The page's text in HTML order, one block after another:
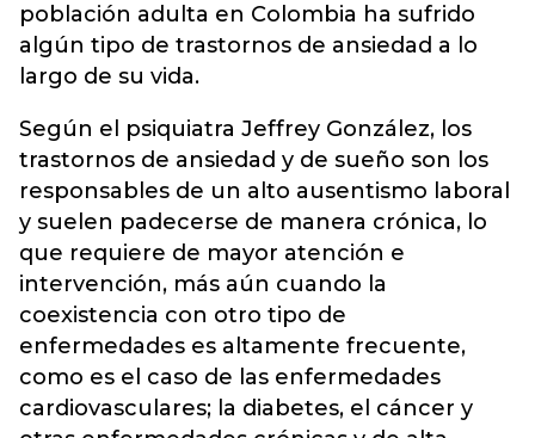
población adulta en Colombia ha sufrido
algún tipo de trastornos de ansiedad a lo
largo de su vida.
Según el psiquiatra Jeffrey González, los
trastornos de ansiedad y de sueño son los
responsables de un alto ausentismo laboral
y suelen padecerse de manera crónica, lo
que requiere de mayor atención e
intervención, más aún cuando la
coexistencia con otro tipo de
enfermedades es altamente frecuente,
como es el caso de las enfermedades
cardiovasculares; la diabetes, el cáncer y